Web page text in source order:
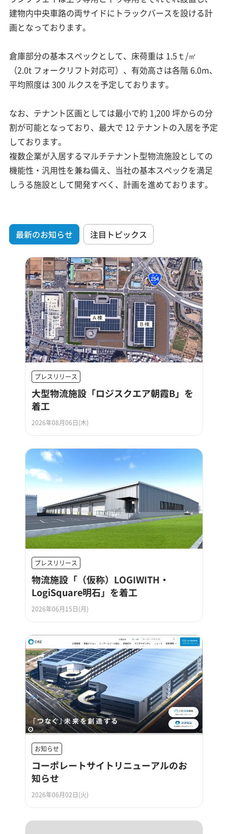
建物内中央車路の両サイドにトラックバースを設ける計
画となっております。
倉庫部分の基本スペックとして、床荷重は 1.5ｔ/㎡
（2.0t フォークリフト対応可）、有効高さは各階 6.0m、
平均照度は 300 ルクスを予定しております。
なお、テナント区画としては最小で約 1,200 坪からの分
割が可能となっており、最大で 12 テナントの入居を予定
しております。
複数企業が入居するマルチテナント型物流施設としての
機能性・汎用性を兼ね備え、当社の基本スペックを満足
しうる施設として開発すべく、計画を進めております。
最新のお知らせ 注目トピックス
プレスリリース
大型物流施設「ロジスクエア朝霞B」を
着工
2026年08月06日(木)
プレスリリース
物流施設「（仮称）LOGIWITH・
LogiSquare明石」を着工
2026年06月15日(月)
お知らせ
コーポレートサイトリニューアルのお
知らせ
2026年06月02日(火)